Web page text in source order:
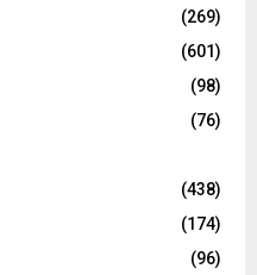
(269)
(601)
(98)
(76)
(438)
(174)
(96)